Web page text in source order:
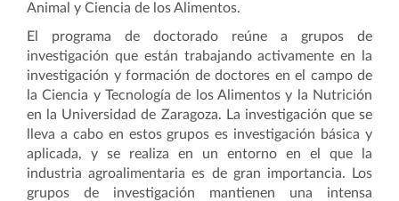
Animal y Ciencia de los Alimentos.
El programa de doctorado reúne a grupos de
investigación que están trabajando activamente en la
investigación y formación de doctores en el campo de
la Ciencia y Tecnología de los Alimentos y la Nutrición
en la Universidad de Zaragoza. La investigación que se
lleva a cabo en estos grupos es investigación básica y
aplicada, y se realiza en un entorno en el que la
industria agroalimentaria es de gran importancia. Los
grupos de investigación mantienen una intensa